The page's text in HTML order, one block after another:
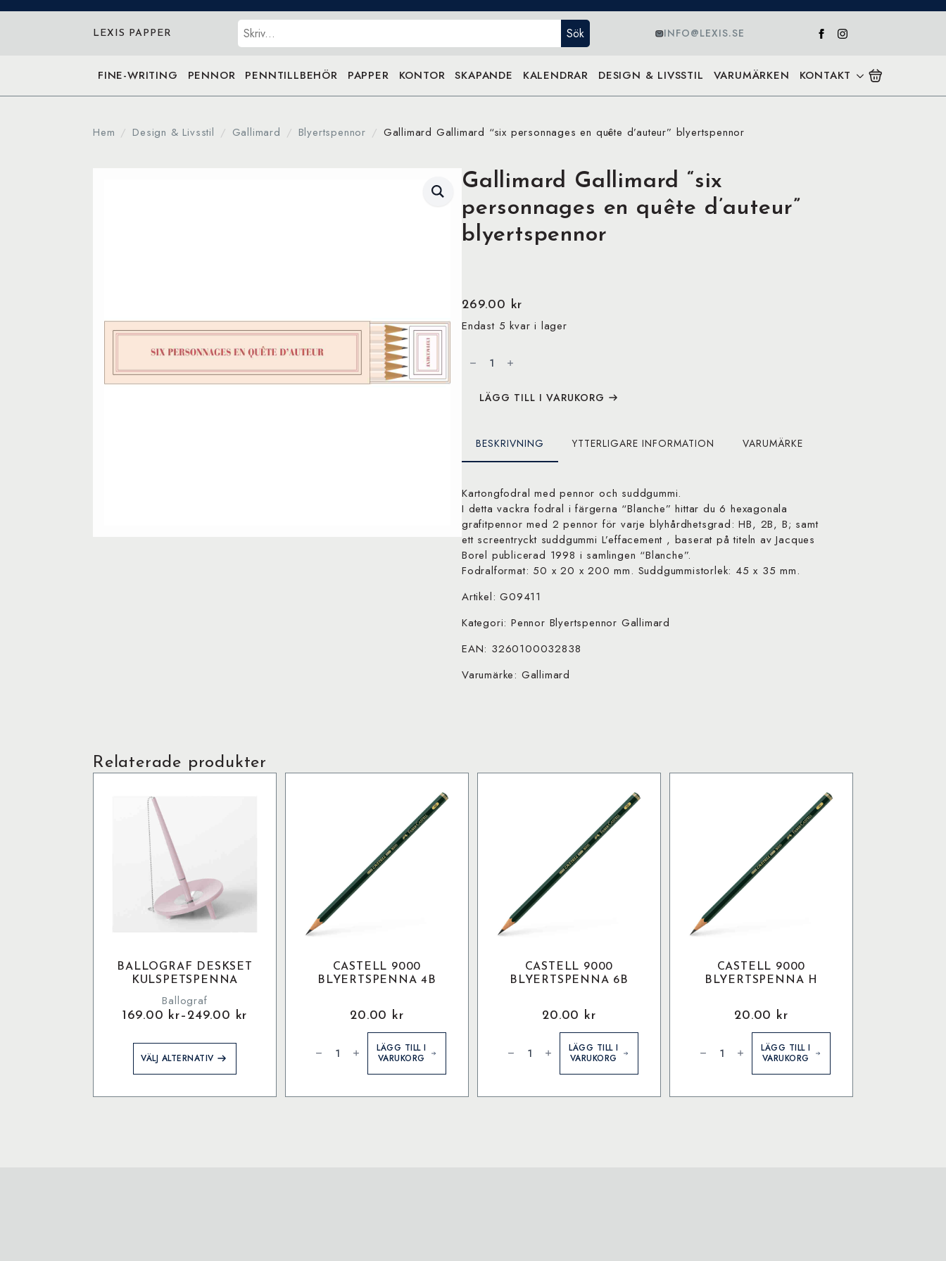
LEXIS PAPPER Sök Sök INFO@LEXIS.SE
FINE-WRITING PENNOR PENNTILLBEHÖR PAPPER KONTOR SKAPANDE KALENDRAR DESIGN & LIVSSTIL VARUMÄRKEN KONTAKT
Hem Design & Livsstil Gallimard Blyertspennor Gallimard Gallimard “six personnages en quête d’auteur” blyertspennor
Gallimard Gallimard “six
personnages en quête d’auteur”
blyertspennor
269.00 kr
Endast 5 kvar i lager
Gallimard
"six
quêteLÄGG TILL I VARUKORG
BESKRIVNING YTTERLIGARE INFORMATION VARUMÄRKE
Kartongfodral med pennor och suddgummi.
I detta vackra fodral i färgerna “Blanche” hittar du 6 hexagonala
grafitpennor med 2 pennor för varje blyhårdhetsgrad: HB, 2B, B; samt
ett screentryckt suddgummi L’effacement , baserat på titeln av Jacques
Borel publicerad 1998 i samlingen “Blanche”.
Fodralformat: 50 x 20 x 200 mm. Suddgummistorlek: 45 x 35 mm.
Artikel: G09411
Kategori: Pennor Blyertspennor Gallimard
EAN: 3260100032838
Varumärke: Gallimard
Relaterade produkter
BALLOGRAF DESKSET
KULSPETSPENNA
Ballograf
169.00 kr– 249.00 kr
Prisintervall:
till
249.00 kr
VÄLJ ALTERNATIV
Den
här
har
CASTELL 9000
BLYERTSPENNA 4B
20.00 kr
Blyertspenna
LÄGG TILL I
VARUKORG
CASTELL 9000
BLYERTSPENNA 6B
20.00 kr
Blyertspenna
LÄGG TILL I
VARUKORG
CASTELL 9000
BLYERTSPENNA H
20.00 kr
Blyertspenna
LÄGG TILL I
VARUKORG